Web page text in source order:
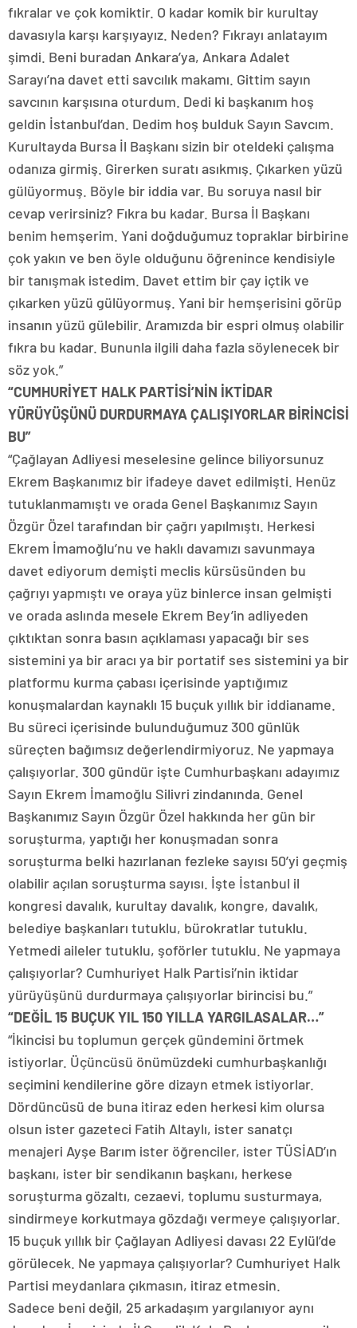
fıkralar ve çok komiktir. O kadar komik bir kurultay
davasıyla karşı karşıyayız. Neden? Fıkrayı anlatayım
şimdi. Beni buradan Ankara’ya, Ankara Adalet
Sarayı’na davet etti savcılık makamı. Gittim sayın
savcının karşısına oturdum. Dedi ki başkanım hoş
geldin İstanbul’dan. Dedim hoş bulduk Sayın Savcım.
Kurultayda Bursa İl Başkanı sizin bir oteldeki çalışma
odanıza girmiş. Girerken suratı asıkmış. Çıkarken yüzü
gülüyormuş. Böyle bir iddia var. Bu soruya nasıl bir
cevap verirsiniz? Fıkra bu kadar. Bursa İl Başkanı
benim hemşerim. Yani doğduğumuz topraklar birbirine
çok yakın ve ben öyle olduğunu öğrenince kendisiyle
bir tanışmak istedim. Davet ettim bir çay içtik ve
çıkarken yüzü gülüyormuş. Yani bir hemşerisini görüp
insanın yüzü gülebilir. Aramızda bir espri olmuş olabilir
fıkra bu kadar. Bununla ilgili daha fazla söylenecek bir
söz yok.”
“CUMHURİYET HALK PARTİSİ’NİN İKTİDAR
YÜRÜYÜŞÜNÜ DURDURMAYA ÇALIŞIYORLAR BİRİNCİSİ
BU”
“Çağlayan Adliyesi meselesine gelince biliyorsunuz
Ekrem Başkanımız bir ifadeye davet edilmişti. Henüz
tutuklanmamıştı ve orada Genel Başkanımız Sayın
Özgür Özel tarafından bir çağrı yapılmıştı. Herkesi
Ekrem İmamoğlu’nu ve haklı davamızı savunmaya
davet ediyorum demişti meclis kürsüsünden bu
çağrıyı yapmıştı ve oraya yüz binlerce insan gelmişti
ve orada aslında mesele Ekrem Bey’in adliyeden
çıktıktan sonra basın açıklaması yapacağı bir ses
sistemini ya bir aracı ya bir portatif ses sistemini ya bir
platformu kurma çabası içerisinde yaptığımız
konuşmalardan kaynaklı 15 buçuk yıllık bir iddianame.
Bu süreci içerisinde bulunduğumuz 300 günlük
süreçten bağımsız değerlendirmiyoruz. Ne yapmaya
çalışıyorlar. 300 gündür işte Cumhurbaşkanı adayımız
Sayın Ekrem İmamoğlu Silivri zindanında. Genel
Başkanımız Sayın Özgür Özel hakkında her gün bir
soruşturma, yaptığı her konuşmadan sonra
soruşturma belki hazırlanan fezleke sayısı 50’yi geçmiş
olabilir açılan soruşturma sayısı. İşte İstanbul il
kongresi davalık, kurultay davalık, kongre, davalık,
belediye başkanları tutuklu, bürokratlar tutuklu.
Yetmedi aileler tutuklu, şoförler tutuklu. Ne yapmaya
çalışıyorlar? Cumhuriyet Halk Partisi’nin iktidar
yürüyüşünü durdurmaya çalışıyorlar birincisi bu.”
“DEĞİL 15 BUÇUK YIL 150 YILLA YARGILASALAR…”
“İkincisi bu toplumun gerçek gündemini örtmek
istiyorlar. Üçüncüsü önümüzdeki cumhurbaşkanlığı
seçimini kendilerine göre dizayn etmek istiyorlar.
Dördüncüsü de buna itiraz eden herkesi kim olursa
olsun ister gazeteci Fatih Altaylı, ister sanatçı
menajeri Ayşe Barım ister öğrenciler, ister TÜSİAD’ın
başkanı, ister bir sendikanın başkanı, herkese
soruşturma gözaltı, cezaevi, toplumu susturmaya,
sindirmeye korkutmaya gözdağı vermeye çalışıyorlar.
15 buçuk yıllık bir Çağlayan Adliyesi davası 22 Eylül’de
görülecek. Ne yapmaya çalışıyorlar? Cumhuriyet Halk
Partisi meydanlara çıkmasın, itiraz etmesin.
Sadece beni değil, 25 arkadaşım yargılanıyor aynı